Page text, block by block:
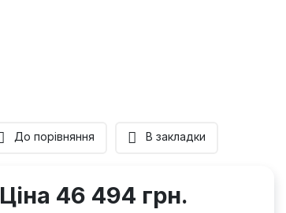
До порівняння В закладки
Ціна 46 494 грн.